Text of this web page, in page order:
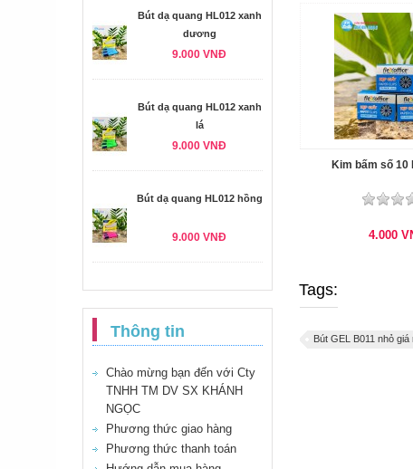
Bút dạ quang HL012 xanh
dương
9.000 VNĐ
Bút dạ quang HL012 xanh
lá
9.000 VNĐ
Bút dạ quang HL012 hồng
9.000 VNĐ
Thông tin
Chào mừng bạn đến với Cty
TNHH TM DV SX KHÁNH
NGỌC
Phương thức giao hàng
Phương thức thanh toán
Kim bấm số 10
4.000
Tags:
Bút GEL B011 nhỏ giá